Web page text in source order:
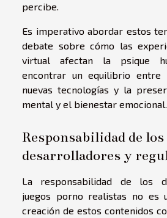
percibe.
Es imperativo abordar estos
debate sobre cómo las
virtual afectan la psique
encontrar un equilibrio
nuevas tecnologías y la
mental y el bienestar emocional.
Responsabilidad de los
desarrolladores y
La responsabilidad de los
juegos porno realistas no es
creación de estos contenidos